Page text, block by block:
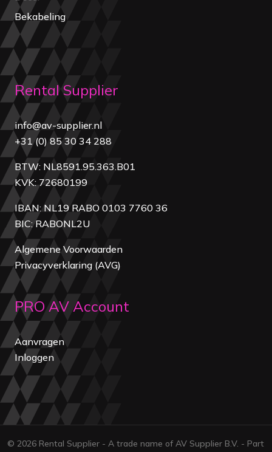
Bekabeling
Rental Supplier
info@av-supplier.nl
+31 (0) 85 30 34 288
BTW: NL8591.95.363.B01
KVK: 72680199
IBAN: NL19 RABO 0103 7760 36
BIC: RABONL2U
Algemene Voorwaarden
Privacyverklaring (AVG)
PRO AV Account
Aanvragen
Inloggen
© 2026 Rental Supplier - A trade name of AV Supplier B.V. - Part